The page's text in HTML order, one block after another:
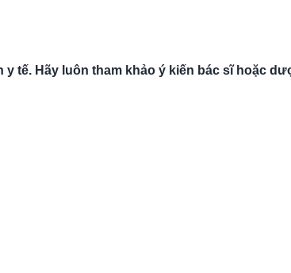
tế. Hãy luôn tham khảo ý kiến bác sĩ hoặc